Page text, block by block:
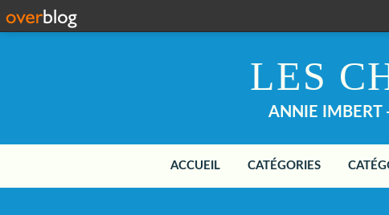
LES
ANNIE IMBERT
ACCUEIL CATÉGORIES